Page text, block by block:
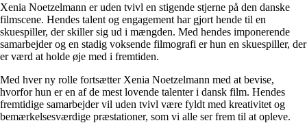
Xenia Noetzelmann er uden tvivl en stigende stjerne på den danske
filmscene. Hendes talent og engagement har gjort hende til en
skuespiller, der skiller sig ud i mængden. Med hendes imponerende
samarbejder og en stadig voksende filmografi er hun en skuespiller, der
er værd at holde øje med i fremtiden.
Med hver ny rolle fortsætter Xenia Noetzelmann med at bevise,
hvorfor hun er en af de mest lovende talenter i dansk film. Hendes
fremtidige samarbejder vil uden tvivl være fyldt med kreativitet og
bemærkelsesværdige præstationer, som vi alle ser frem til at opleve.